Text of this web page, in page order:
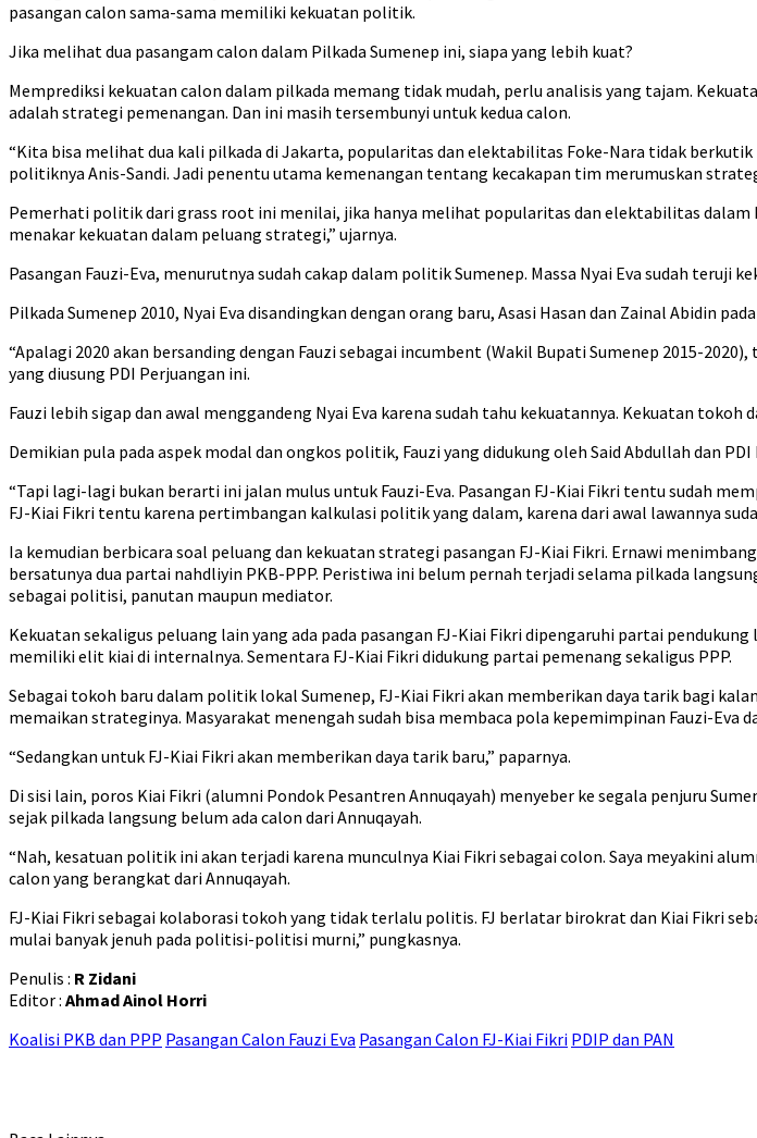
pasangan calon sama-sama memiliki kekuatan politik.
Jika melihat dua pasangam calon dalam Pilkada Sumenep ini, siapa yang lebih kuat?
Memprediksi kekuatan calon dalam pilkada memang tidak mudah, perlu analisis yang tajam.
adalah strategi pemenangan. Dan ini masih tersembunyi untuk kedua calon.
“Kita bisa melihat dua kali pilkada di Jakarta, popularitas dan elektabilitas Foke-Nara tidak
politiknya Anis-Sandi. Jadi penentu utama kemenangan tentang kecakapan tim merumuskan
Pemerhati politik dari grass root ini menilai, jika hanya melihat popularitas dan elektabilitas dalam
menakar kekuatan dalam peluang strategi,” ujarnya.
Pasangan Fauzi-Eva, menurutnya sudah cakap dalam politik Sumenep. Massa Nyai Eva sudah teruji
Pilkada Sumenep 2010, Nyai Eva disandingkan dengan orang baru, Asasi Hasan dan Zainal Abidin
“Apalagi 2020 akan bersanding dengan Fauzi sebagai incumbent (Wakil Bupati Sumenep 2015-
yang diusung PDI Perjuangan ini.
Fauzi lebih sigap dan awal menggandeng Nyai Eva karena sudah tahu kekuatannya. Kekuatan
Demikian pula pada aspek modal dan ongkos politik, Fauzi yang didukung oleh Said Abdullah dan
“Tapi lagi-lagi bukan berarti ini jalan mulus untuk Fauzi-Eva. Pasangan FJ-Kiai Fikri tentu sudah
FJ-Kiai Fikri tentu karena pertimbangan kalkulasi politik yang dalam, karena dari awal lawannya
Ia kemudian berbicara soal peluang dan kekuatan strategi pasangan FJ-Kiai Fikri. Ernawi
bersatunya dua partai nahdliyin PKB-PPP. Peristiwa ini belum pernah terjadi selama pilkada
sebagai politisi, panutan maupun mediator.
Kekuatan sekaligus peluang lain yang ada pada pasangan FJ-Kiai Fikri dipengaruhi partai
memiliki elit kiai di internalnya. Sementara FJ-Kiai Fikri didukung partai pemenang sekaligus PPP.
Sebagai tokoh baru dalam politik lokal Sumenep, FJ-Kiai Fikri akan memberikan daya tarik bagi
memaikan strateginya. Masyarakat menengah sudah bisa membaca pola kepemimpinan Fauzi-Eva
“Sedangkan untuk FJ-Kiai Fikri akan memberikan daya tarik baru,” paparnya.
Di sisi lain, poros Kiai Fikri (alumni Pondok Pesantren Annuqayah) menyeber ke segala penjuru
sejak pilkada langsung belum ada calon dari Annuqayah.
“Nah, kesatuan politik ini akan terjadi karena munculnya Kiai Fikri sebagai colon. Saya meyakini
calon yang berangkat dari Annuqayah.
FJ-Kiai Fikri sebagai kolaborasi tokoh yang tidak terlalu politis. FJ berlatar birokrat dan Kiai Fikri
mulai banyak jenuh pada politisi-politisi murni,” pungkasnya.
Penulis : R Zidani
Editor : Ahmad Ainol Horri
Koalisi PKB dan PPP Pasangan Calon Fauzi Eva Pasangan Calon FJ-Kiai Fikri PDIP dan PAN